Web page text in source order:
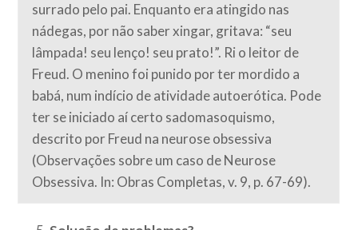
surrado pelo pai. Enquanto era atingido nas
nádegas, por não saber xingar, gritava: “seu
lâmpada! seu lenço! seu prato!”. Ri o leitor de
Freud. O menino foi punido por ter mordido a
babá, num indício de atividade autoerótica. Pode
ter se iniciado aí certo sadomasoquismo,
descrito por Freud na neurose obsessiva
(Observações sobre um caso de Neurose
Obsessiva. In: Obras Completas, v. 9, p. 67-69).